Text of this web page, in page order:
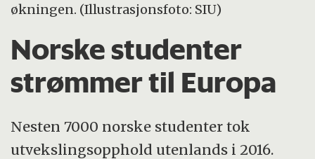
økningen. (Illustrasjonsfoto: SIU)
Norske studenter
strømmer til Europa
Nesten 7000 norske studenter tok
utvekslingsopphold utenlands i 2016.